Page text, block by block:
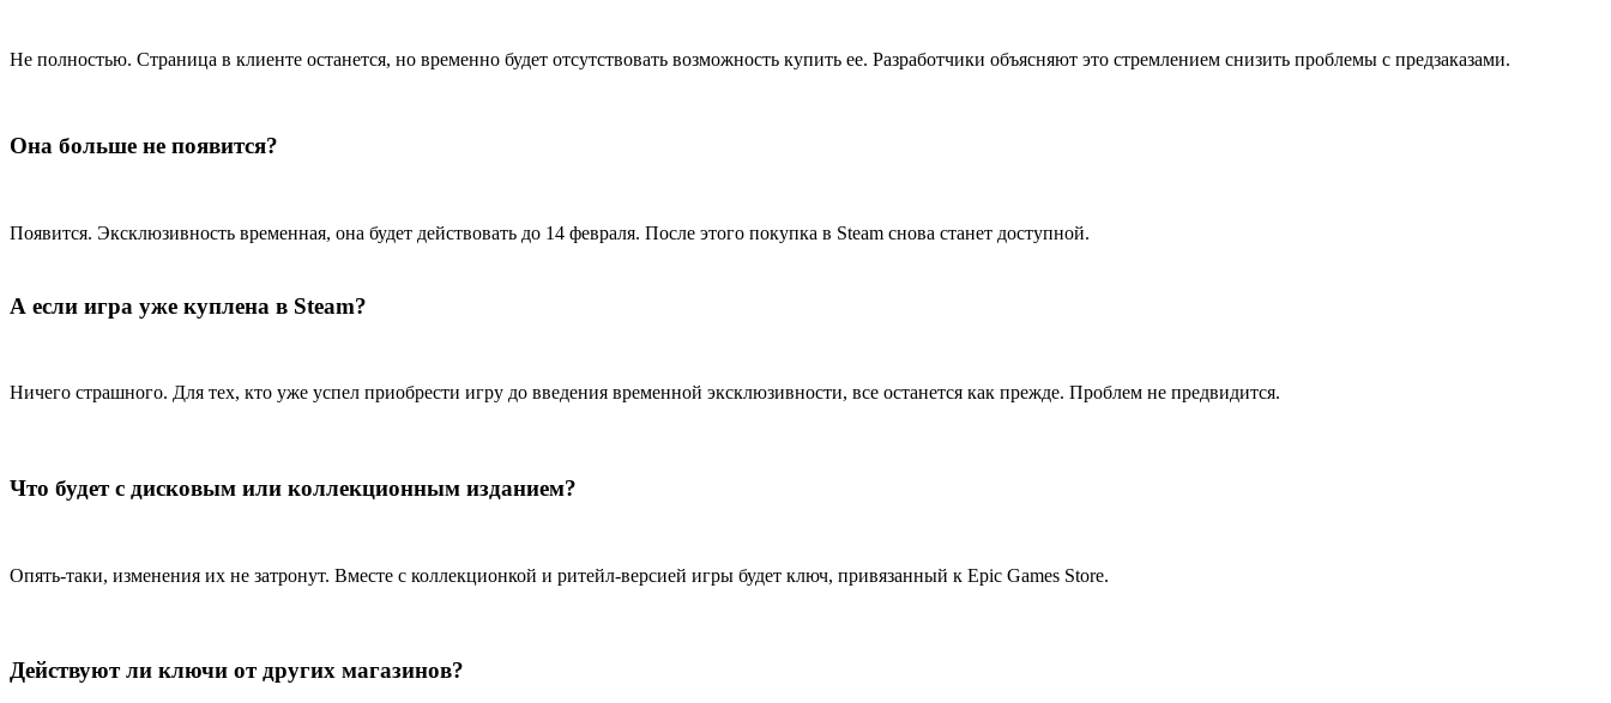
Не полностью. Страница в клиенте останется, но временно будет отсутствовать возможность купить ее. Разработчики объясняют это стремлением снизить проблемы с предзаказами.
Она больше не появится?
Появится. Эксклюзивность временная, она будет действовать до 14 февраля. После этого покупка в Steam снова станет доступной.
А если игра уже куплена в Steam?
Ничего страшного. Для тех, кто уже успел приобрести игру до введения временной эксклюзивности, все останется как прежде. Проблем не предвидится.
Что будет с дисковым или коллекционным изданием?
Опять-таки, изменения их не затронут. Вместе с коллекционкой и ритейл-версией игры будет ключ, привязанный к Epic Games Store.
Действуют ли ключи от других магазинов?